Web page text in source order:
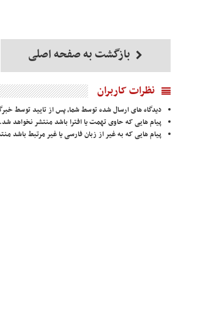
بازگشت به صفحه اصلی
نظرات کاربران
دیدگاه های ارسال شده توسط شما، پس از تایید توسط
پیام هایی که حاوی تهمت یا افترا باشد منتشر نخواهد شد.
پیام هایی که به غیر از زبان فارسی یا غیر مرتبط باشد